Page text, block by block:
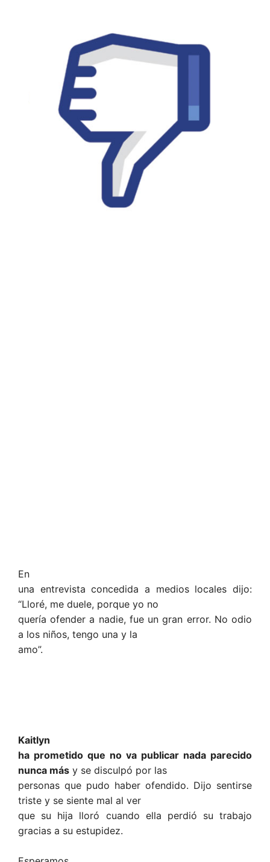
En
una entrevista concedida a medios locales dijo:
“Lloré, me duele, porque yo no
quería ofender a nadie, fue un gran error. No odio
a los niños, tengo una y la
amo”.
Kaitlyn
ha prometido que no va publicar nada parecido
nunca más y se disculpó por las
personas que pudo haber ofendido. Dijo sentirse
triste y se siente mal al ver
que su hija lloró cuando ella perdió su trabajo
gracias a su estupidez.